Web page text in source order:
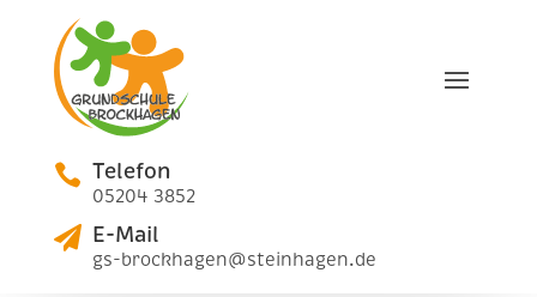
 Telefon
05204 3852
 E-Mail
gs-brockhagen@steinhagen.de